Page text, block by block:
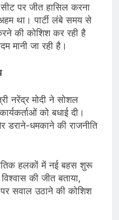
पर जीत हासिल करना
था। पार्टी लंबे समय से
की कोशिश कर रही है
मानी जा रही है।
नरेंद्र मोदी ने सोशल
को बधाई दी।
डराने-धमकाने की राजनीति
हलकों में नई बहस शुरू
की जीत बताया,
पर सवाल उठाने की कोशिश